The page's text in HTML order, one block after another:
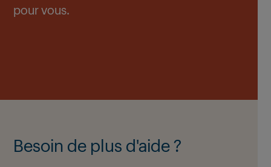
pour vous.
Besoin de plus d'aide ?